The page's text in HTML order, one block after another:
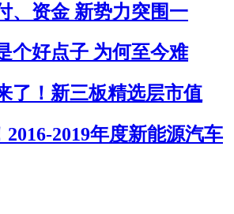
、资金 新势力突围一
个好点子 为何至今难
了！新三板精选层市值
2016-2019年度新能源汽车